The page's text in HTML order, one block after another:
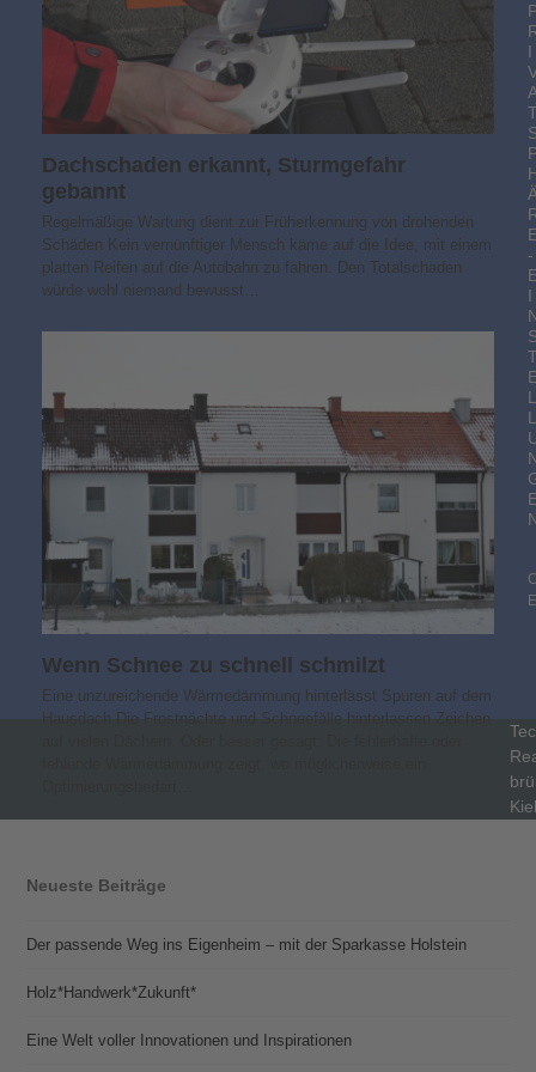
Dachschaden erkannt, Sturmgefahr
gebannt
Regelmäßige Wartung dient zur Früherkennung von drohenden
Schäden Kein vernünftiger Mensch käme auf die Idee, mit einem
platten Reifen auf die Autobahn zu fahren. Den Totalschaden
würde wohl niemand bewusst…
Wenn Schnee zu schnell schmilzt
Eine unzureichende Wärmedämmung hinterlässt Spuren auf dem
Hausdach Die Frostnächte und Schneefälle hinterlassen Zeichen
Neueste Beiträge
Der passende Weg ins Eigenheim – mit der Sparkasse Holstein
Holz*Handwerk*Zukunft*
Eine Welt voller Innovationen und Inspirationen
I
-
I
L
L
Kiel